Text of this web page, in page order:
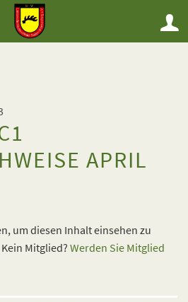
APRIL
um diesen Inhalt einsehen zu
Kein Mitglied? Werden Sie Mitglied